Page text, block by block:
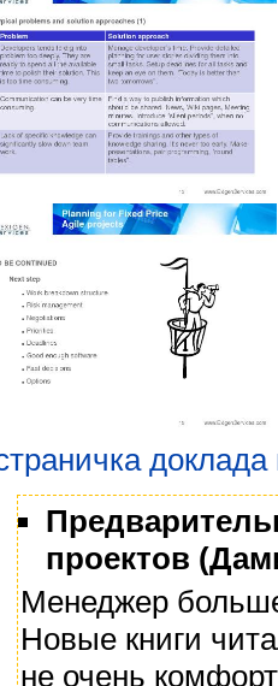
проектов
Менеджер
Новые книги
не очень